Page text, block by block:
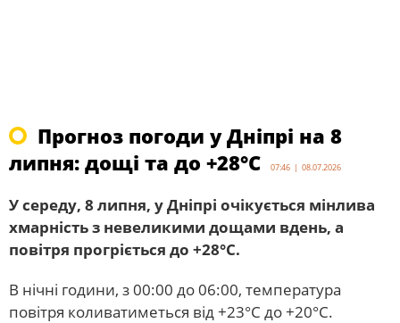
Прогноз погоди у Дніпрі на 8
липня: дощі та до +28°С
07:46 | 08.07.2026
У середу, 8 липня, у Дніпрі очікується мінлива
хмарність з невеликими дощами вдень, а
повітря прогріється до +28°С.
В нічні години, з 00:00 до 06:00, температура
повітря коливатиметься від +23°С до +20°С.